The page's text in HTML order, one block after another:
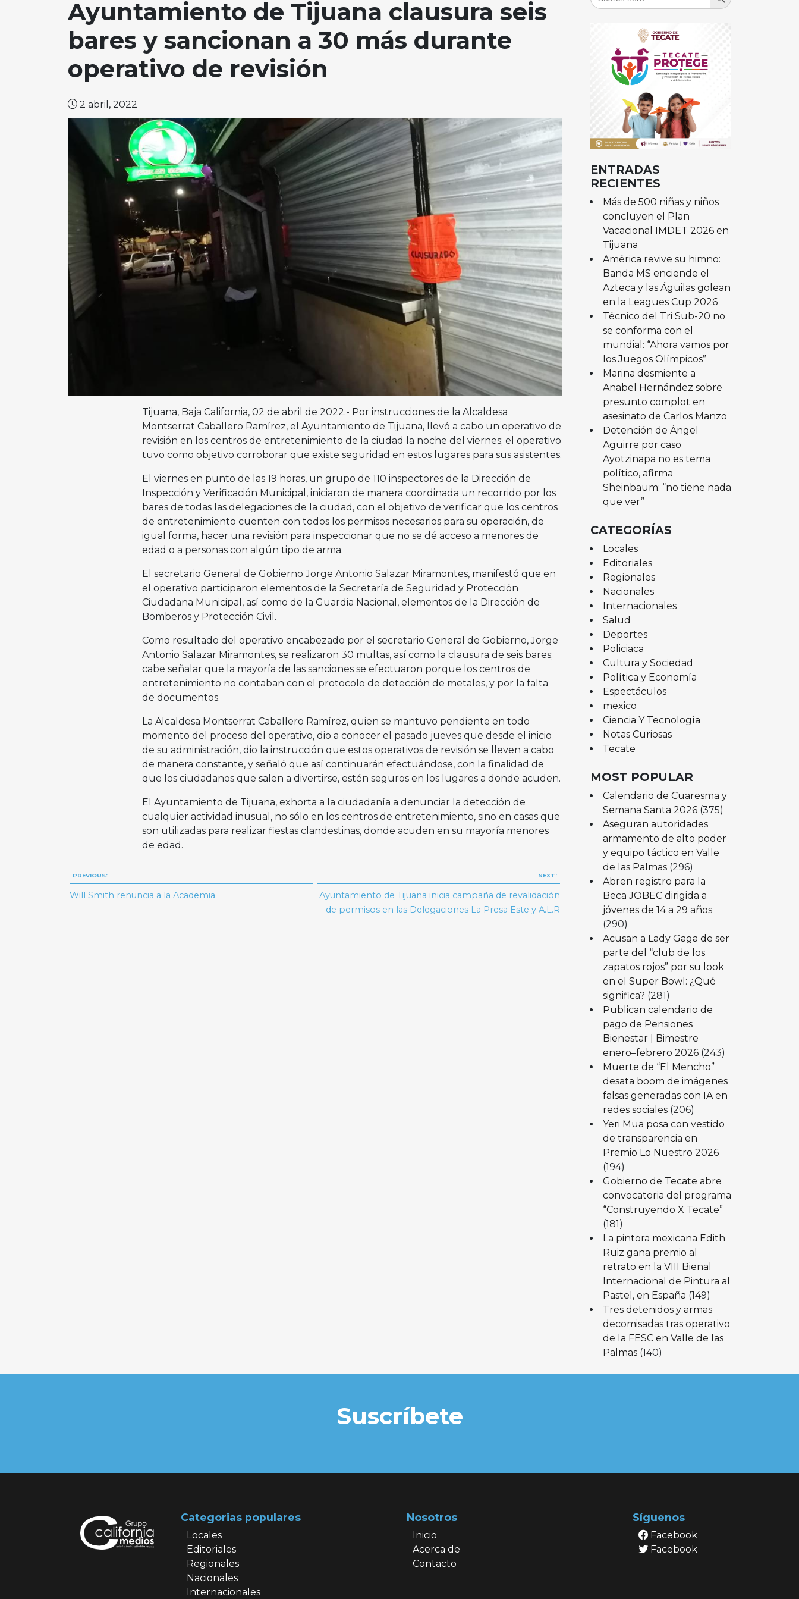
Ayuntamiento de Tijuana clausura seis
bares y sancionan a 30 más durante
operativo de revisión
2 abril, 2022
Tijuana, Baja California, 02 de abril de 2022.- Por instrucciones de la Alcaldesa
Montserrat Caballero Ramírez, el Ayuntamiento de Tijuana, llevó a cabo un operativo de
revisión en los centros de entretenimiento de la ciudad la noche del viernes; el operativo
tuvo como objetivo corroborar que existe seguridad en estos lugares para sus asistentes.
El viernes en punto de las 19 horas, un grupo de 110 inspectores de la Dirección de
Inspección y Verificación Municipal, iniciaron de manera coordinada un recorrido por los
bares de todas las delegaciones de la ciudad, con el objetivo de verificar que los centros
de entretenimiento cuenten con todos los permisos necesarios para su operación, de
igual forma, hacer una revisión para inspeccionar que no se dé acceso a menores de
edad o a personas con algún tipo de arma.
El secretario General de Gobierno Jorge Antonio Salazar Miramontes, manifestó que en
el operativo participaron elementos de la Secretaría de Seguridad y Protección
Ciudadana Municipal, así como de la Guardia Nacional, elementos de la Dirección de
Bomberos y Protección Civil.
Como resultado del operativo encabezado por el secretario General de Gobierno, Jorge
Antonio Salazar Miramontes, se realizaron 30 multas, así como la clausura de seis bares;
cabe señalar que la mayoría de las sanciones se efectuaron porque los centros de
entretenimiento no contaban con el protocolo de detección de metales, y por la falta
de documentos.
La Alcaldesa Montserrat Caballero Ramírez, quien se mantuvo pendiente en todo
momento del proceso del operativo, dio a conocer el pasado jueves que desde el inicio
de su administración, dio la instrucción que estos operativos de revisión se lleven a cabo
de manera constante, y señaló que así continuarán efectuándose, con la finalidad de
que los ciudadanos que salen a divertirse, estén seguros en los lugares a donde acuden.
El Ayuntamiento de Tijuana, exhorta a la ciudadanía a denunciar la detección de
cualquier actividad inusual, no sólo en los centros de entretenimiento, sino en casas que
son utilizadas para realizar fiestas clandestinas, donde acuden en su mayoría menores
de edad.
Navegación
de
PREVIOUS:
Will Smith renuncia a la Academia
NEXT:
Ayuntamiento de Tijuana inicia campaña de revalidación
de permisos en las Delegaciones La Presa Este y A.L.R
ENTRADAS
RECIENTES
Más de 500 niñas y niños
concluyen el Plan
Vacacional IMDET 2026 en
Tijuana
América revive su himno:
Banda MS enciende el
Azteca y las Águilas golean
en la Leagues Cup 2026
Técnico del Tri Sub-20 no
se conforma con el
mundial: “Ahora vamos por
los Juegos Olímpicos”
Marina desmiente a
Anabel Hernández sobre
presunto complot en
asesinato de Carlos Manzo
Detención de Ángel
Aguirre por caso
Ayotzinapa no es tema
político, afirma
Sheinbaum: “no tiene nada
que ver”
CATEGORÍAS
Locales
Editoriales
Regionales
Nacionales
Internacionales
Salud
Deportes
Policiaca
Cultura y Sociedad
Política y Economía
Espectáculos
mexico
Ciencia Y Tecnología
Notas Curiosas
Tecate
MOST POPULAR
Calendario de Cuaresma y
Semana Santa 2026 (375)
Aseguran autoridades
armamento de alto poder
y equipo táctico en Valle
de las Palmas (296)
Abren registro para la
Beca JOBEC dirigida a
jóvenes de 14 a 29 años
(290)
Acusan a Lady Gaga de ser
parte del “club de los
zapatos rojos” por su look
en el Super Bowl: ¿Qué
significa? (281)
Publican calendario de
pago de Pensiones
Bienestar | Bimestre
enero–febrero 2026 (243)
Muerte de “El Mencho”
desata boom de imágenes
falsas generadas con IA en
redes sociales (206)
Yeri Mua posa con vestido
de transparencia en
Premio Lo Nuestro 2026
(194)
Gobierno de Tecate abre
convocatoria del programa
“Construyendo X Tecate”
(181)
La pintora mexicana Edith
Ruiz gana premio al
retrato en la VIII Bienal
Internacional de Pintura al
Pastel, en España (149)
Tres detenidos y armas
decomisadas tras operativo
de la FESC en Valle de las
Palmas (140)
Suscríbete
Categorias populares
Locales
Editoriales
Regionales
Nacionales
Internacionales
Nosotros
Inicio
Acerca de
Contacto
Síguenos
Facebook
Facebook